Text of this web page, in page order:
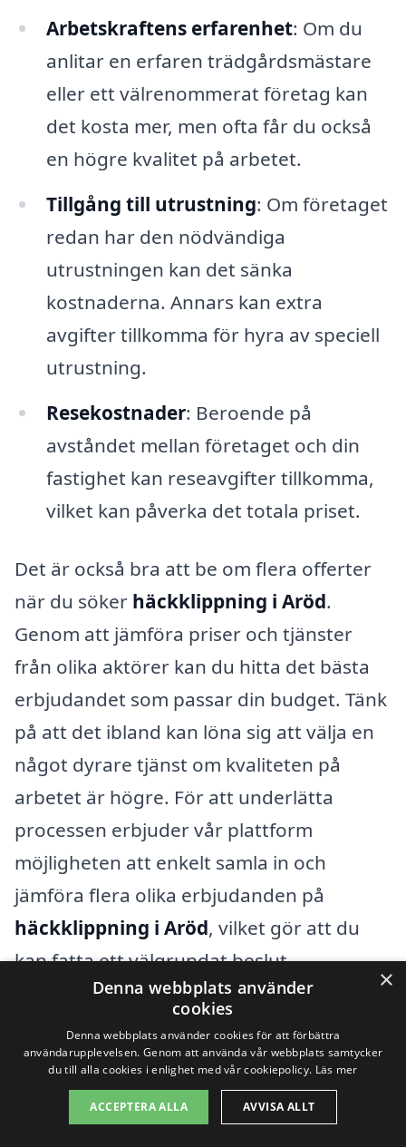
Arbetskraftens erfarenhet: Om du
anlitar en erfaren trädgårdsmästare
eller ett välrenommerat företag kan
det kosta mer, men ofta får du också
en högre kvalitet på arbetet.
Tillgång till utrustning: Om företaget
redan har den nödvändiga
utrustningen kan det sänka
kostnaderna. Annars kan extra
avgifter tillkomma för hyra av speciell
utrustning.
Resekostnader: Beroende på
avståndet mellan företaget och din
fastighet kan reseavgifter tillkomma,
vilket kan påverka det totala priset.
Det är också bra att be om flera offerter
när du söker häckklippning i Aröd.
Genom att jämföra priser och tjänster
från olika aktörer kan du hitta det bästa
erbjudandet som passar din budget. Tänk
på att det ibland kan löna sig att välja en
något dyrare tjänst om kvaliteten på
arbetet är högre. För att underlätta
processen erbjuder vår plattform
möjligheten att enkelt samla in och
jämföra flera olika erbjudanden på
häckklippning i Aröd, vilket gör att du
kan fatta ett välgrundat beslut.
Få 3 erbjudanden, gratis och utan
förpliktelser
×
Denna webbplats använder
cookies
Denna webbplats använder cookies för att förbättra
användarupplevelsen. Genom att använda vår webbplats samtycker
du till alla cookies i enlighet med vår cookiepolicy. Läs mer
ACCEPTERA ALLA AVVISA ALLT